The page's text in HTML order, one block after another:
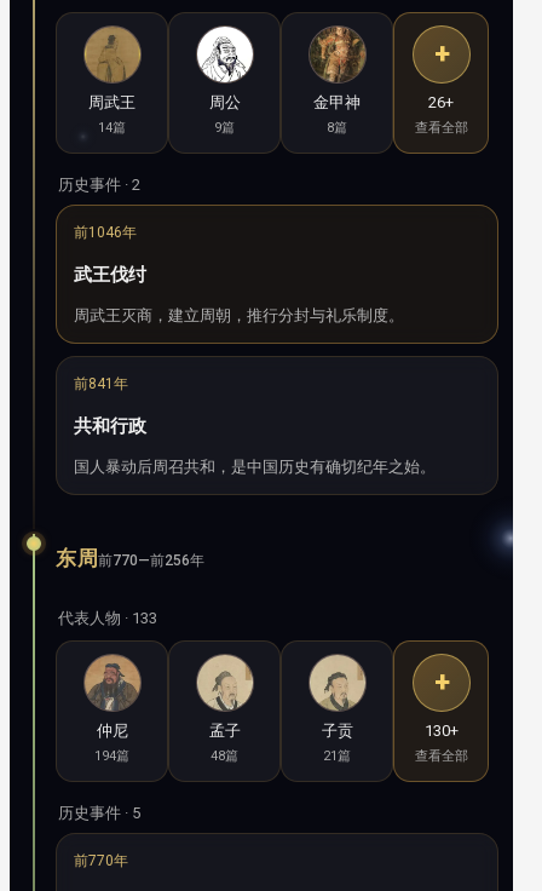
周武王
14篇
周公
9篇
金甲神
8篇
+
26+
查看全部
历史事件 · 2
前1046年
武王伐纣
周武王灭商，建立周朝，推行分封与礼乐制度。
前841年
共和行政
国人暴动后周召共和，是中国历史有确切纪年之始。
东周前770—前256年
代表人物 · 133
仲尼
194篇
孟子
48篇
子贡
21篇
+
130+
查看全部
历史事件 · 5
前770年